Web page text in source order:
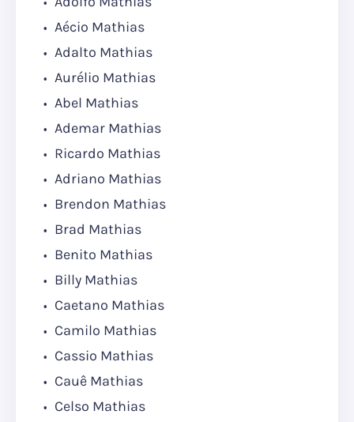
Aécio Mathias
Adalto Mathias
Aurélio Mathias
Abel Mathias
Ademar Mathias
Ricardo Mathias
Adriano Mathias
Brendon Mathias
Brad Mathias
Benito Mathias
Billy Mathias
Caetano Mathias
Camilo Mathias
Cassio Mathias
Cauê Mathias
Celso Mathias